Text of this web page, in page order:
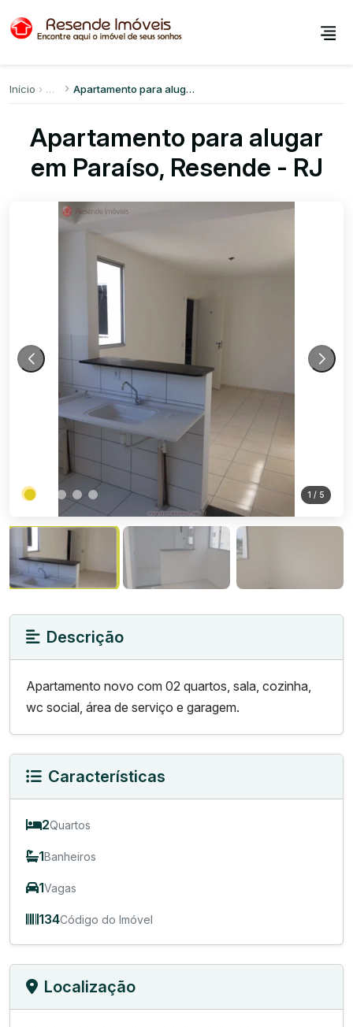
Início Apartamento para alugar em Paraíso
Apartamento para alugar
em Paraíso, Resende - RJ
1 / 5
Descrição
Apartamento novo com 02 quartos, sala, cozinha,
wc social, área de serviço e garagem.
Características
2Quartos
1Banheiros
1Vagas
134Código do Imóvel
Localização